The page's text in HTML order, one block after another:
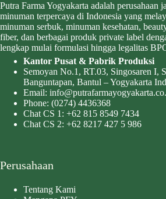
Putra Farma Yogyakarta adalah perusahaan
minuman terpercaya di Indonesia yang
minuman serbuk, minuman kesehatan,
fiber, dan berbagai produk private label
lengkap mulai formulasi hingga legalitas
Kantor Pusat & Pabrik Produksi
Semoyan No.1, RT.03, Singosaren I,
Banguntapan, Bantul – Yogyakarta
Email:
Phone: (0274) 4436368
Chat CS 1: +62 815 8549 7434
Chat CS 2: +62 8217 427 5 986
Perusahaan
Tentang Kami